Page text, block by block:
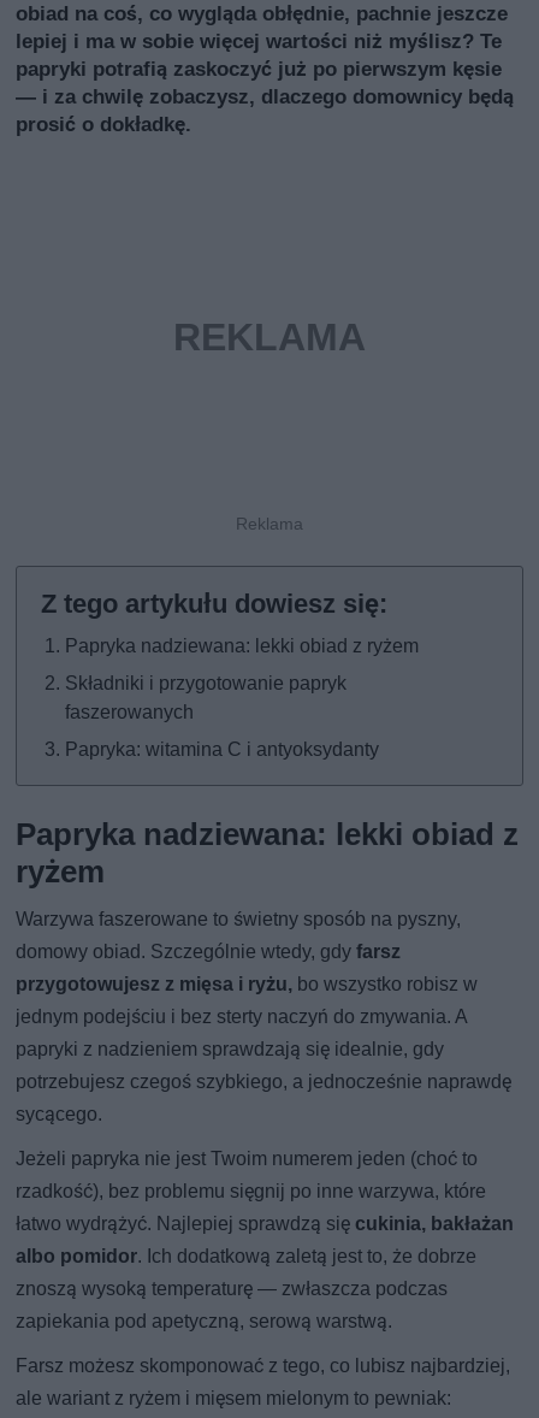
obiad na coś, co wygląda obłędnie, pachnie jeszcze
lepiej i ma w sobie więcej wartości niż myślisz? Te
papryki potrafią zaskoczyć już po pierwszym kęsie
— i za chwilę zobaczysz, dlaczego domownicy będą
prosić o dokładkę.
Papryka nadziewana: lekki obiad z ryżem
Składniki i przygotowanie papryk
faszerowanych
Papryka: witamina C i antyoksydanty
Papryka nadziewana: lekki obiad z
ryżem
Warzywa faszerowane to świetny sposób na pyszny,
domowy obiad. Szczególnie wtedy, gdyfarsz
przygotowujesz z mięsa i ryżu, bo wszystko robisz w
jednym podejściu i bez sterty naczyń do zmywania. A
papryki z nadzieniem sprawdzają się idealnie, gdy
potrzebujesz czegoś szybkiego, a jednocześnie naprawdę
sycącego.
Jeżeli papryka nie jest Twoim numerem jeden (choć to
rzadkość), bez problemu sięgnij po inne warzywa, które
łatwo wydrążyć. Najlepiej sprawdzą się cukinia, bakłażan
albo pomidor. Ich dodatkową zaletą jest to, że dobrze
znoszą wysoką temperaturę — zwłaszcza podczas
zapiekania pod apetyczną, serową warstwą.
Farsz możesz skomponować z tego, co lubisz najbardziej,
ale wariant z ryżem i mięsem mielonym to pewniak: